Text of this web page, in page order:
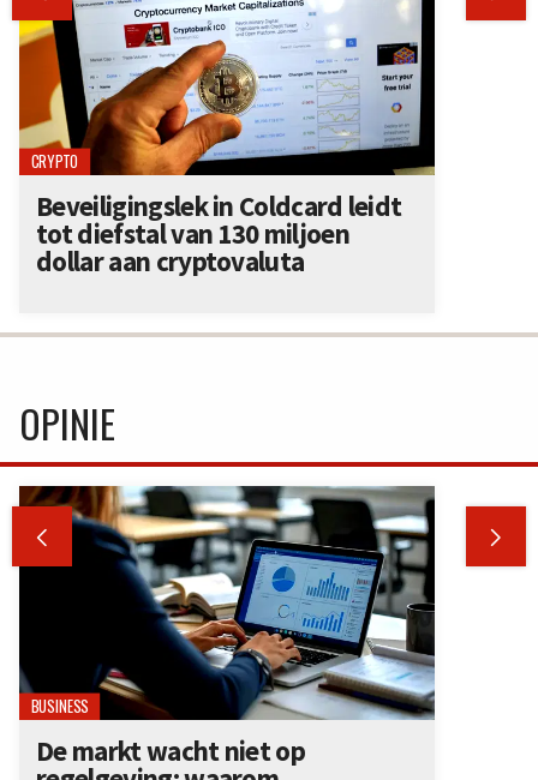
CRYPTO
Beveiligingslek in Coldcard leidt
tot diefstal van 130 miljoen
dollar aan cryptovaluta
OPINIE
 
BUSINESS
De markt wacht niet op